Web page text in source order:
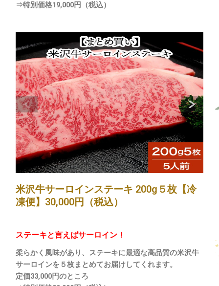
⇒特別価格19,000円（税込）
米沢牛サーロインステーキ 200g５枚【冷
凍便】30,000円（税込）
ステーキと言えばサーロイン！
柔らかく風味があり、ステーキに最適な高品質の米沢牛
サーロインを５枚まとめてお届けしてくれます。
定価33,000円のところ